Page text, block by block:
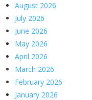
August 2026
July 2026
June 2026
May 2026
April 2026
March 2026
February 2026
January 2026